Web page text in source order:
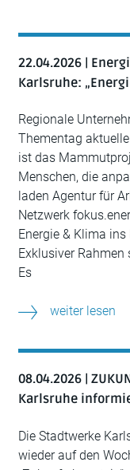
22.04.2026 |
Karlsruhe:
Regionale
Thementag
ist das
Menschen, die
laden Agentur für
Netzwerk
Energie & Klima
Exklusiver
Es
weiter lesen
08.04.2026 |
Karlsruhe
Die Stadtwerke
wieder auf den